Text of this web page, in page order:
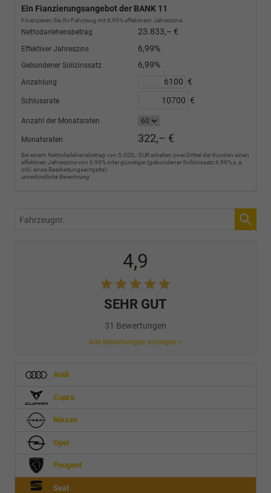
Ein Fianzierungsangebot der BANK 11
Finanzieren Sie Ihr Fahrzeug mit 6,99% effektivem Jahreszins.
Nettodarlehensbetrag 23.833,– €
Effektiver Jahreszins 6,99%
Gebundener Sollzinssatz 6,99%
Anzahlung €
Schlussrate €
Anzahl der Monatsraten
Monatsraten 322,– €
Bei einem Nettodarlehensbetrag von 5.000,- EUR erhalten zwei Drittel der Kunden einen
effektiven Jahreszins von 6,99% oder günstiger (gebundener Sollzinssatz 6,99% p.a.
inkl. eines Bearbeitungsentgelts).
unverbindliche Berechnung
Fahrzeugnr.
4,9
SEHR GUT
31 Bewertungen
Alle Bewertungen anzeigen >
Audi
Cupra
Nissan
Opel
Peugeot
Seat